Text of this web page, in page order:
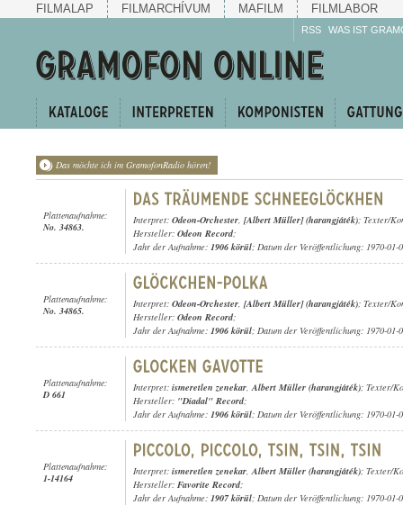
FILMALAP FILMARCHÍVUM MAFILM FILMLABOR
RSS WAS IST
Das möchte ich im GramofonRadio hören!
Plattenaufnahme:
No. 34863.
Interpret: Odeon-Orchester, [Albert Müller] (harangjáték); Texter/
Hersteller: Odeon Record;
Jahr der Aufnahme: 1906 körül; Datum der Veröffentlichung: 1970-01-
Plattenaufnahme:
No. 34865.
Interpret: Odeon-Orchester, [Albert Müller] (harangjáték); Texter/
Hersteller: Odeon Record;
Jahr der Aufnahme: 1906 körül; Datum der Veröffentlichung: 1970-01-
Plattenaufnahme:
D 661
Interpret: ismeretlen zenekar,Albert Müller (harangjáték); Texter/
Hersteller: "Diadal" Record;
Jahr der Aufnahme: 1906 körül; Datum der Veröffentlichung: 1970-01-
Plattenaufnahme:
1-14164
Interpret: ismeretlen zenekar,Albert Müller (harangjáték); Texter/
Hersteller: Favorite Record;
Jahr der Aufnahme: 1907 körül; Datum der Veröffentlichung: 1970-01-